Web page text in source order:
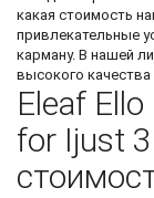
какая стоимость
привлекательные
карману. В нашей
высокого
Eleaf
for Ijust